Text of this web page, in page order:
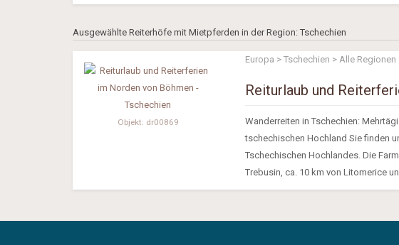
Ausgewählte Reiterhöfe mit Mietpferden in der Region: Tschechien
Objekt: dr00869
Europa > Tschechien > Alle
Reiturlaub und
Wanderreiten in Tschechien:
tschechischen Hochland Sie finden
Tschechischen Hochlandes. Die
Trebusin, ca. 10 km von Litomerice